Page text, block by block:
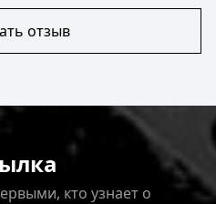
отзыв
кто узнает о